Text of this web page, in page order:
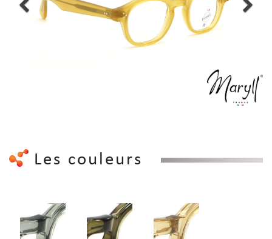
Les couleurs